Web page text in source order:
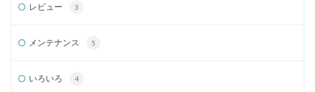
レビュー 3
メンテナンス 5
いろいろ 4